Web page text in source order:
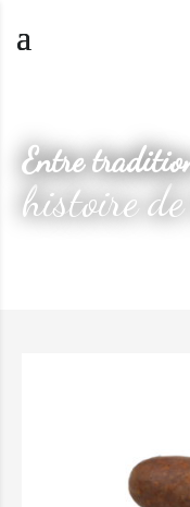
Entre
histoire